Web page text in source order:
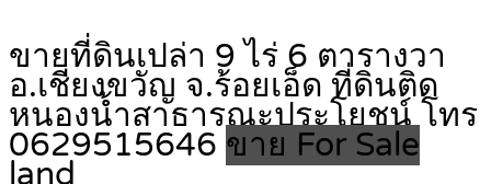
ขายที่ดินเปล่า 9 ไร่ 6 ตารางวา
อ.เชียงขวัญ จ.ร้อยเอ็ด ที่ดินติด
หนองน้ำสาธารณะประโยชน์ โทร
0629515646 ขาย For Sale
land